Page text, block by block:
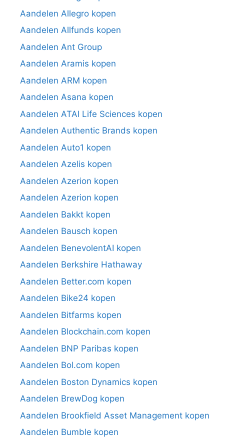
Aandelen Allegro kopen
Aandelen Allfunds kopen
Aandelen Ant Group
Aandelen Aramis kopen
Aandelen ARM kopen
Aandelen Asana kopen
Aandelen ATAI Life Sciences kopen
Aandelen Authentic Brands kopen
Aandelen Auto1 kopen
Aandelen Azelis kopen
Aandelen Azerion kopen
Aandelen Azerion kopen
Aandelen Bakkt kopen
Aandelen Bausch kopen
Aandelen BenevolentAI kopen
Aandelen Berkshire Hathaway
Aandelen Better.com kopen
Aandelen Bike24 kopen
Aandelen Bitfarms kopen
Aandelen Blockchain.com kopen
Aandelen BNP Paribas kopen
Aandelen Bol.com kopen
Aandelen Boston Dynamics kopen
Aandelen BrewDog kopen
Aandelen Brookfield Asset Management kopen
Aandelen Bumble kopen